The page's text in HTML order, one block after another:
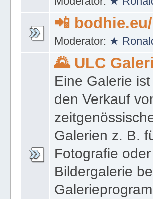
📲
Moderator: ★
🌄 ULC
Eine Galerie
den Verkauf
Galerien z. B.
Fotografie
Bildergalerie